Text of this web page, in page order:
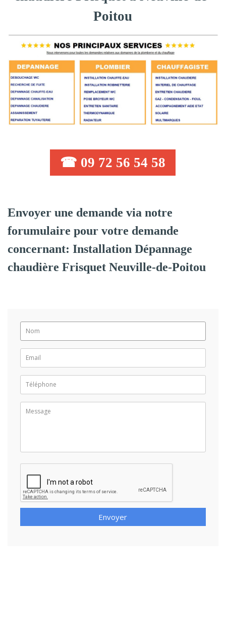
Poitou
☎ 09 72 56 54 58
Envoyer une demande via notre
forumulaire pour votre demande
concernant: Installation Dépannage
chaudière Frisquet Neuville-de-Poitou
Envoyer